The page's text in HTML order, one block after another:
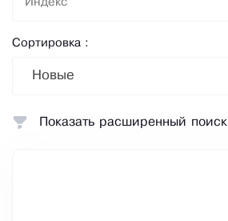
Сортировка :
Новые
Показать расширенный поиск